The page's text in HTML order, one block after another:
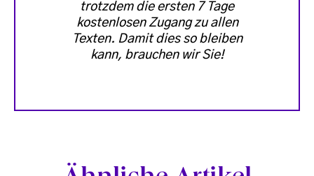
trotzdem die ersten 7 Tage
kostenlosen Zugang zu allen
Texten. Damit dies so bleiben
kann, brauchen wir Sie!